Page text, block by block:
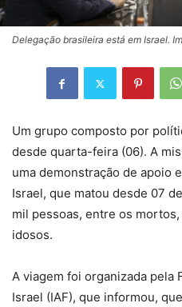
Delegação brasileira está em Israel.
Um grupo composto por
desde quarta-feira (06). A
uma demonstração de apoio
Israel, que matou desde 07
mil pessoas, entre os
idosos.
A viagem foi organizada pela
Israel (IAF), que informou,